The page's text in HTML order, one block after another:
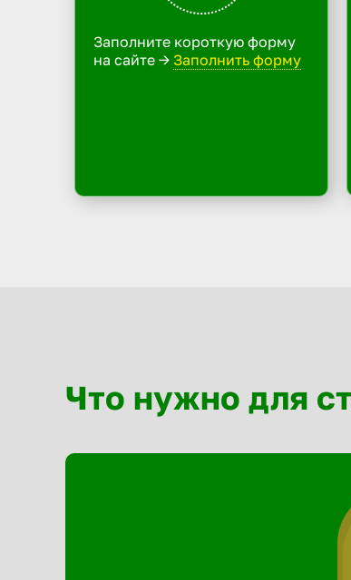
Заполните короткую форму
на сайте -> Заполнить форму
Что нужно для